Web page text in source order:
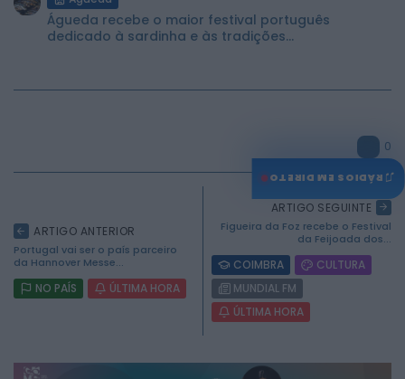
Águeda recebe o maior festival português
dedicado à sardinha e às tradições...
0
ARTIGO ANTERIOR
Portugal vai ser o país parceiro
da Hannover Messe...
NO PAÍS ÚLTIMA HORA
ARTIGO SEGUINTE
Figueira da Foz recebe o Festival
da Feijoada dos...
COIMBRA
CULTURA
MUNDIAL FM
ÚLTIMA HORA
♫
RÁDIOS EM DIRETO